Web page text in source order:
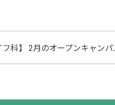
フ科】 2月のオープンキャン